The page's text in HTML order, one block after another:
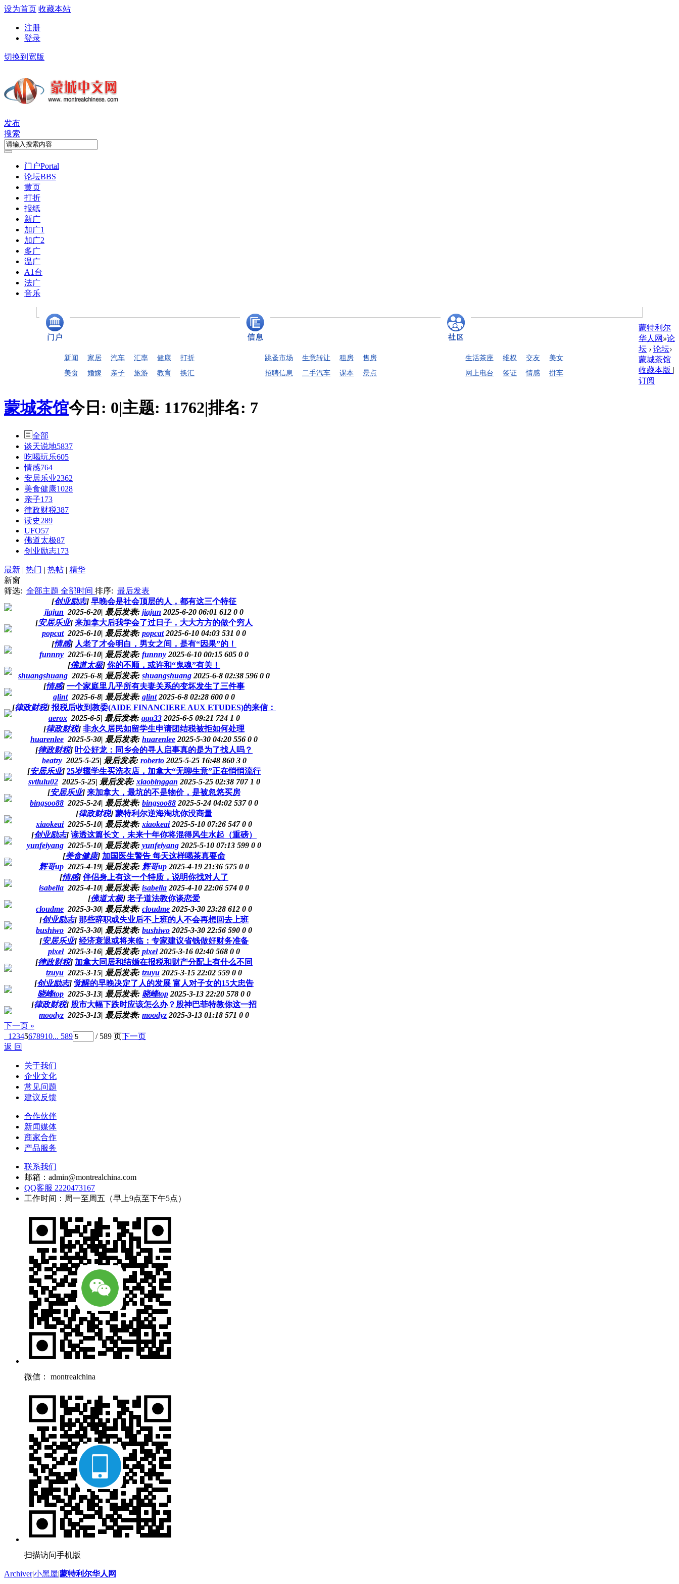
设为首页 收藏本站
注册
登录
切换到宽版
发布
搜索
门户Portal
论坛BBS
黄页
打折
报纸
新广
加广1
加广2
多广
温广
A1台
法广
音乐
新闻 家居 汽车 汇率 健康
打折
美食
婚嫁 亲子 旅游 教育 换汇
跳蚤市场 生意转让 租房
售房
招聘信息
二手汽车 课本 景点
生活茶座 维权 交友
美女
网上电台
签证 情感 拼车
蒙特利尔
华人网 »论
坛 › 论坛›
蒙城茶馆
收藏本版 |
订阅
蒙城茶馆今日: 0|主题: 11762|排名: 7
全部
谈天说地5837
吃喝玩乐605
情感764
安居乐业2362
美食健康1028
亲子173
律政财税387
读史289
UFO57
佛道太极87
创业励志173
最新 | 热门 | 热帖 | 精华
新窗
筛选: 全部主题 全部时间 排序: 最后发表
[创业励志] 早晚会是社会顶层的人，都有这三个特征
jiajun 2025-6-20| 最后发表: jiajun 2025-6-20 06:01 612 0 0
[安居乐业] 来加拿大后我学会了过日子，大大方方的做个穷人
popcat 2025-6-10| 最后发表: popcat2025-6-10 04:03 531 0 0
[情感] 人老了才会明白，男女之间，是有“因果”的！
funnny 2025-6-10| 最后发表: funnny 2025-6-10 00:15 605 0 0
[佛道太极] 你的不顺，或许和“鬼魂”有关！
shuangshuang 2025-6-8| 最后发表: shuangshuang 2025-6-8 02:38 596 0 0
[情感] 一个家庭里几乎所有夫妻关系的变坏发生了三件事
glint 2025-6-8| 最后发表: glint2025-6-8 02:28 600 0 0
[律政财税] 报税后收到教委(AIDE FINANCIERE AUX ETUDES)的来信：
aerox 2025-6-5| 最后发表: qqq332025-6-5 09:21 724 1 0
[律政财税] 非永久居民如留学生申请团结税被拒如何处理
huarenlee 2025-5-30| 最后发表: huarenlee 2025-5-30 04:20 556 0 0
[律政财税] 叶公好龙：同乡会的寻人启事真的是为了找人吗？
beatzy 2025-5-25| 最后发表: roberto2025-5-25 16:48 860 3 0
[安居乐业] 25岁辍学生买洗衣店，加拿大“无聊生意”正在悄悄流行
svtlulu02 2025-5-25| 最后发表: xiaobinggan 2025-5-25 02:38 707 1 0
[安居乐业] 来加拿大，最坑的不是物价，是被忽悠买房
bingsoo88 2025-5-24| 最后发表: bingsoo88 2025-5-24 04:02 537 0 0
[律政财税] 蒙特利尔逆海淘坑你没商量
xiaokeai 2025-5-10| 最后发表: xiaokeai2025-5-10 07:26 547 0 0
[创业励志] 读透这篇长文，未来十年你将混得风生水起（重磅）
yunfeiyang 2025-5-10| 最后发表: yunfeiyang 2025-5-10 07:13 599 0 0
[美食健康] 加国医生警告 每天这样喝茶真要命
辉哥up 2025-4-19| 最后发表: 辉哥up 2025-4-19 21:36 575 0 0
[情感] 伴侣身上有这一个特质，说明你找对人了
isabella 2025-4-10| 最后发表: isabella 2025-4-10 22:06 574 0 0
[佛道太极] 老子道法教你谈恋爱
cloudme 2025-3-30| 最后发表: cloudme 2025-3-30 23:28 612 0 0
[创业励志] 那些辞职或失业后不上班的人不会再想回去上班
bushiwo 2025-3-30| 最后发表: bushiwo 2025-3-30 22:56 590 0 0
[安居乐业] 经济衰退或将来临：专家建议省钱做好财务准备
pixel 2025-3-16| 最后发表: pixel2025-3-16 02:40 568 0 0
[律政财税] 加拿大同居和结婚在报税和财产分配上有什么不同
tzuyu 2025-3-15| 最后发表: tzuyu 2025-3-15 22:02 559 0 0
[创业励志] 觉醒的早晚决定了人的发展 富人对子女的15大忠告
晓峰top 2025-3-13| 最后发表: 晓峰top 2025-3-13 22:20 578 0 0
[律政财税] 股市大幅下跌时应该怎么办？股神巴菲特教你这一招
moodyz 2025-3-13| 最后发表: moodyz 2025-3-13 01:18 571 0 0
下一页 »
1 2345678910... 589 / 589 页下一页
返 回
关于我们
企业文化
常见问题
建议反馈
合作伙伴
新闻媒体
商家合作
产品服务
联系我们
邮箱：admin@montrealchina.com
QQ客服 2220473167
工作时间：周一至周五（早上9点至下午5点）
微信： montrealchina
扫描访问手机版
Archiver|小黑屋|蒙特利尔华人网